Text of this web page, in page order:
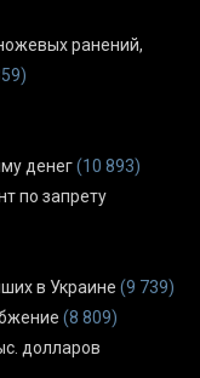
ранений,
денег(10 893)
по запрету
в Украине (9 739)
(8 809)
долларов